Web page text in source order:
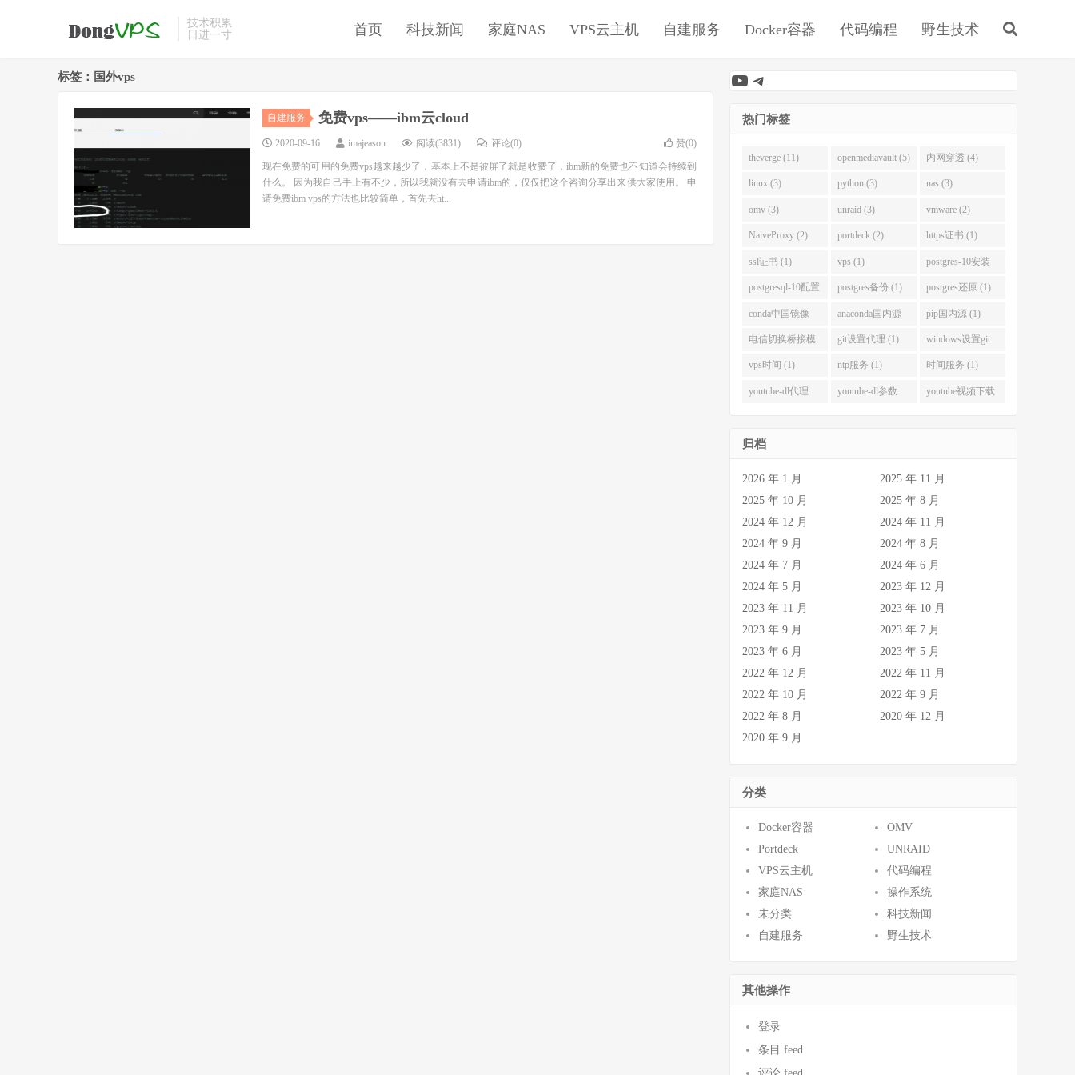
技术积累
日进一寸
首页 科技新闻 家庭NAS VPS云主机 自建服务 Docker容器 代码编程 野生技术
标签：国外vps
自建服务 免费vps——ibm云cloud
2020-09-16 imajeason 阅读(3831) 评论(0) 赞(0)
现在免费的可用的免费vps越来越少了，基本上不是被屏了就是收费了，ibm新的免费也不知道会持续到
什么。 因为我自己手上有不少，所以我就没有去申请ibm的，仅仅把这个咨询分享出来供大家使用。 申
请免费ibm vps的方法也比较简单，首先去ht...
YouTube
Telegram
热门标签
theverge (11) openmediavault (5) 内网穿透 (4)
linux (3) python (3) nas (3)
omv (3) unraid (3) vmware (2)
NaiveProxy (2) portdeck (2) https证书 (1)
ssl证书 (1) vps (1) postgres-10安装
(1)
postgresql-10配置
(1)
postgres备份 (1) postgres还原 (1)
conda中国镜像
(1)
anaconda国内源
(1)
pip国内源 (1)
电信切换桥接模
式 (1)
git设置代理 (1) windows设置git
代理 (1)
vps时间 (1) ntp服务 (1) 时间服务 (1)
youtube-dl代理 youtube-dl参数 youtube视频下载
归档
2026 年 1 月
2025 年 11 月
2025 年 10 月
2025 年 8 月
2024 年 12 月
2024 年 11 月
2024 年 9 月
2024 年 8 月
2024 年 7 月
2024 年 6 月
2024 年 5 月
2023 年 12 月
2023 年 11 月
2023 年 10 月
2023 年 9 月
2023 年 7 月
2023 年 6 月
2023 年 5 月
2022 年 12 月
2022 年 11 月
2022 年 10 月
2022 年 9 月
2022 年 8 月
2020 年 12 月
2020 年 9 月
分类
Docker容器
OMV
Portdeck
UNRAID
VPS云主机
代码编程
家庭NAS
操作系统
未分类
科技新闻
自建服务
野生技术
其他操作
登录
条目 feed